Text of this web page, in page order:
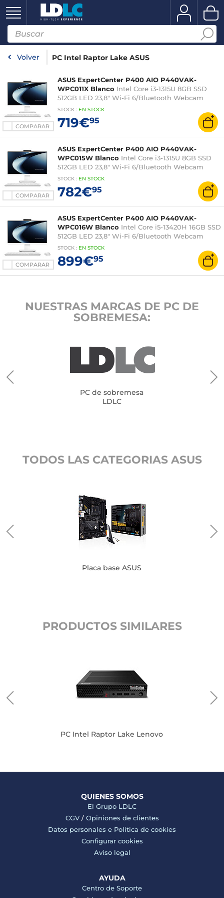
Volver PC Intel Raptor Lake ASUS
COMPARAR
ASUS ExpertCenter P400 AIO P440VAK-
WPC011X Blanco Intel Core i3-1315U 8GB SSD
512GB LED 23,8" Wi-Fi 6/Bluetooth Webcam
Windows 11 Professional
STOCK : EN STOCK
719€95
COMPARAR
ASUS ExpertCenter P400 AIO P440VAK-
WPC015W Blanco Intel Core i3-1315U 8GB SSD
512GB LED 23,8" Wi-Fi 6/Bluetooth Webcam
Windows 11 Home
STOCK : EN STOCK
782€95
COMPARAR
ASUS ExpertCenter P400 AIO P440VAK-
WPC016W Blanco Intel Core i5-13420H 16GB SSD
512GB LED 23,8" Wi-Fi 6/Bluetooth Webcam
Windows 11 Home
STOCK : EN STOCK
899€95
NUESTRAS MARCAS DE PC DE
SOBREMESA:
PC de sobremesa
LDLC
TODOS LAS CATEGORIAS ASUS
Placa base ASUS
PRODUCTOS SIMILARES
PC Intel Raptor Lake Lenovo
QUIENES SOMOS
El Grupo LDLC
CGV/ Opiniones de clientes
Datos personales e Politica de cookies
Configurar cookies
Aviso legal
AYUDA
Centro de Soporte